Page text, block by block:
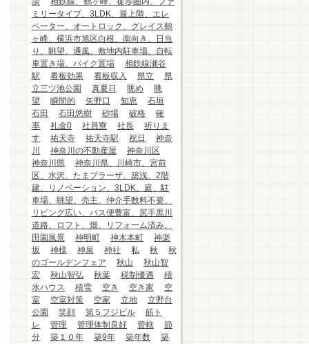
ミリータイプ、3LDK、最上階、エレ
ベーター、オートロック、グレイス鶴
ヶ峰、横浜市旭区白根、南向き、日当
り、眺望、通風、敷地内駐車場、自転
車置き場、バイク置場
相鉄線瀬谷
駅
看板効果 看板収入 県立
県
立三ツ池公園
真夏日 眺め
眺
望
瞬間的 矢野口 知恵
石垣
石田
石田悠樹 砂場 破格
確
率
礼金0 社員寮 社長
祈りま
す
祐天寺 祐天寺駅 祝日
神奈
川
神奈川の不動産屋
神奈川区
神奈川県
神奈川県、川崎市、宮前
区、水沢、たまプラーザ、築浅、2階
建、リノベーション、3LDK、庭、駐
車場、眺望、売主、仲介手数料不要、
リビング広い、バス便豊富、尻手黒川
道路、ロフト、畑、リフォーム済み、
田園風景
神明町 神木本町
神楽
坂
神様 神泉 神社 私 秋
秋
のゴールデンフェア
秋山
秋山智
宏
秋山智弘 秋葉 税制優遇
積
水ハウス
積雪 空き 空き家
空
室
空室対策 空家 立地
立野台
公園
笑顔 第５フジビル
筋ト
レ
管理 管理体制良好 管轄
節
分
築１０年 築9年 築年数
築